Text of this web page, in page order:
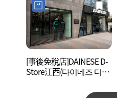
[事後免稅店]DAINESE D-
Store江西(다이네즈 디스